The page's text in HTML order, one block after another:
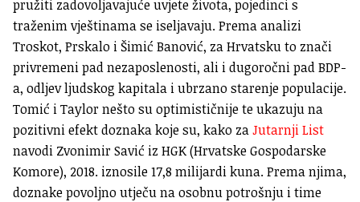
pružiti zadovoljavajuće uvjete života, pojedinci s
traženim vještinama se iseljavaju. Prema analizi
Troskot, Prskalo i Šimić Banović, za Hrvatsku to znači
privremeni pad nezaposlenosti, ali i dugoročni pad BDP-
a, odljev ljudskog kapitala i ubrzano starenje populacije.
Tomić i Taylor nešto su optimističnije te ukazuju na
pozitivni efekt doznaka koje su, kako zaJutarnji List
navodi Zvonimir Savić iz HGK (Hrvatske Gospodarske
Komore), 2018. iznosile 17,8 milijardi kuna. Prema njima,
doznake povoljno utječu na osobnu potrošnju i time